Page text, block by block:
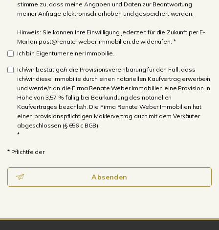
stimme zu, dass meine Angaben und Daten zur Beantwortung
meiner Anfrage elektronisch erhoben und gespeichert werden.
Hinweis: Sie können Ihre Einwilligung jederzeit für die Zukunft per E-
Mail an post@renate-weber-immobilien.de widerrufen. *
Ich bin Eigentümer einer Immobilie.
Ich/wir bestätige/n die Provisionsvereinbarung für den Fall, dass
ich/wir diese Immobilie durch einen notariellen Kaufvertrag erwerbe/n,
und werde/n an die Firma Renate Weber Immobilien eine Provision in
Höhe von 3,57 % fällig bei Beurkundung des notariellen
Kaufvertrages bezahle/n. Die Firma Renate Weber Immobilien hat
einen provisionspflichtigen Maklervertrag auch mit dem Verkäufer
abgeschlossen (§ 656 c BGB).
*
* Pflichtfelder
Absenden